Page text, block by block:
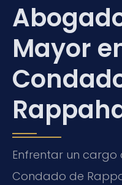
Mayor
Enfrentar un cargo
Condado de